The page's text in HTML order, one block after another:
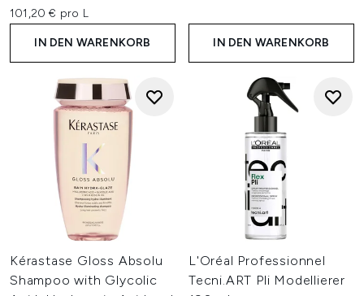
101,20 € pro L
IN DEN WARENKORB IN DEN WARENKORB
Kérastase Gloss Absolu
Shampoo with Glycolic
L'Oréal Professionnel
Tecni.ART Pli Modellierer